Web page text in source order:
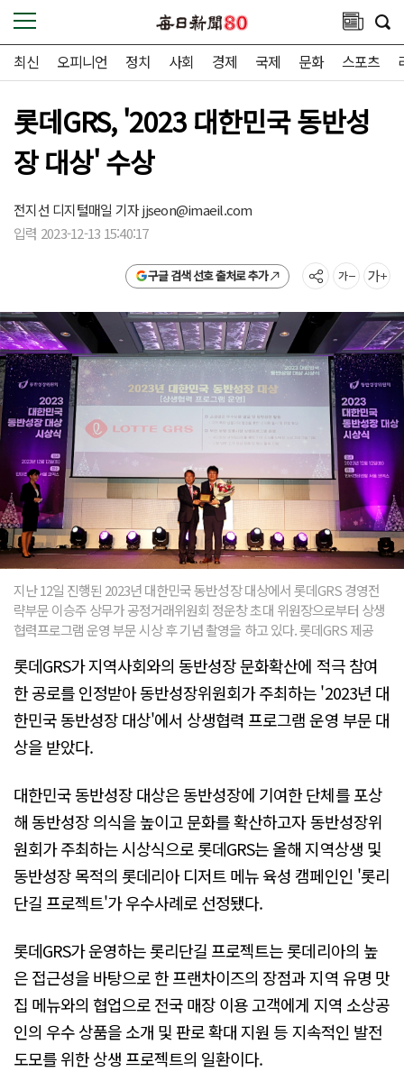
최신 오피니언 정치 사회 경제 국제 문화 스포츠
롯데GRS, '2023 대한민국 동반성
장 대상' 수상
전지선 디지털매일 기자jjseon@imaeil.com
입력 2023-12-13 15:40:17
구글 검색 선호 출처로 추가
지난 12일 진행된 2023년 대한민국 동반성장 대상에서 롯데GRS 경영전
략부문 이승주 상무가 공정거래위원회 정운창 초대 위원장으로부터 상생
협력프로그램 운영 부문 시상 후 기념 촬영을 하고 있다. 롯데GRS 제공
롯데GRS가 지역사회와의 동반성장 문화확산에 적극 참여
한 공로를 인정받아 동반성장위원회가 주최하는 '2023년 대
한민국 동반성장 대상'에서 상생협력 프로그램 운영 부문 대
상을 받았다.
대한민국 동반성장 대상은 동반성장에 기여한 단체를 포상
해 동반성장 의식을 높이고 문화를 확산하고자 동반성장위
원회가 주최하는 시상식으로 롯데GRS는 올해 지역상생 및
동반성장 목적의 롯데리아 디저트 메뉴 육성 캠페인인 '롯리
단길 프로젝트'가 우수사례로 선정됐다.
롯데GRS가 운영하는 롯리단길 프로젝트는 롯데리아의 높
은 접근성을 바탕으로 한 프랜차이즈의 장점과 지역 유명 맛
집 메뉴와의 협업으로 전국 매장 이용 고객에게 지역 소상공
인의 우수 상품을 소개 및 판로 확대 지원 등 지속적인 발전
도모를 위한 상생 프로젝트의 일환이다.